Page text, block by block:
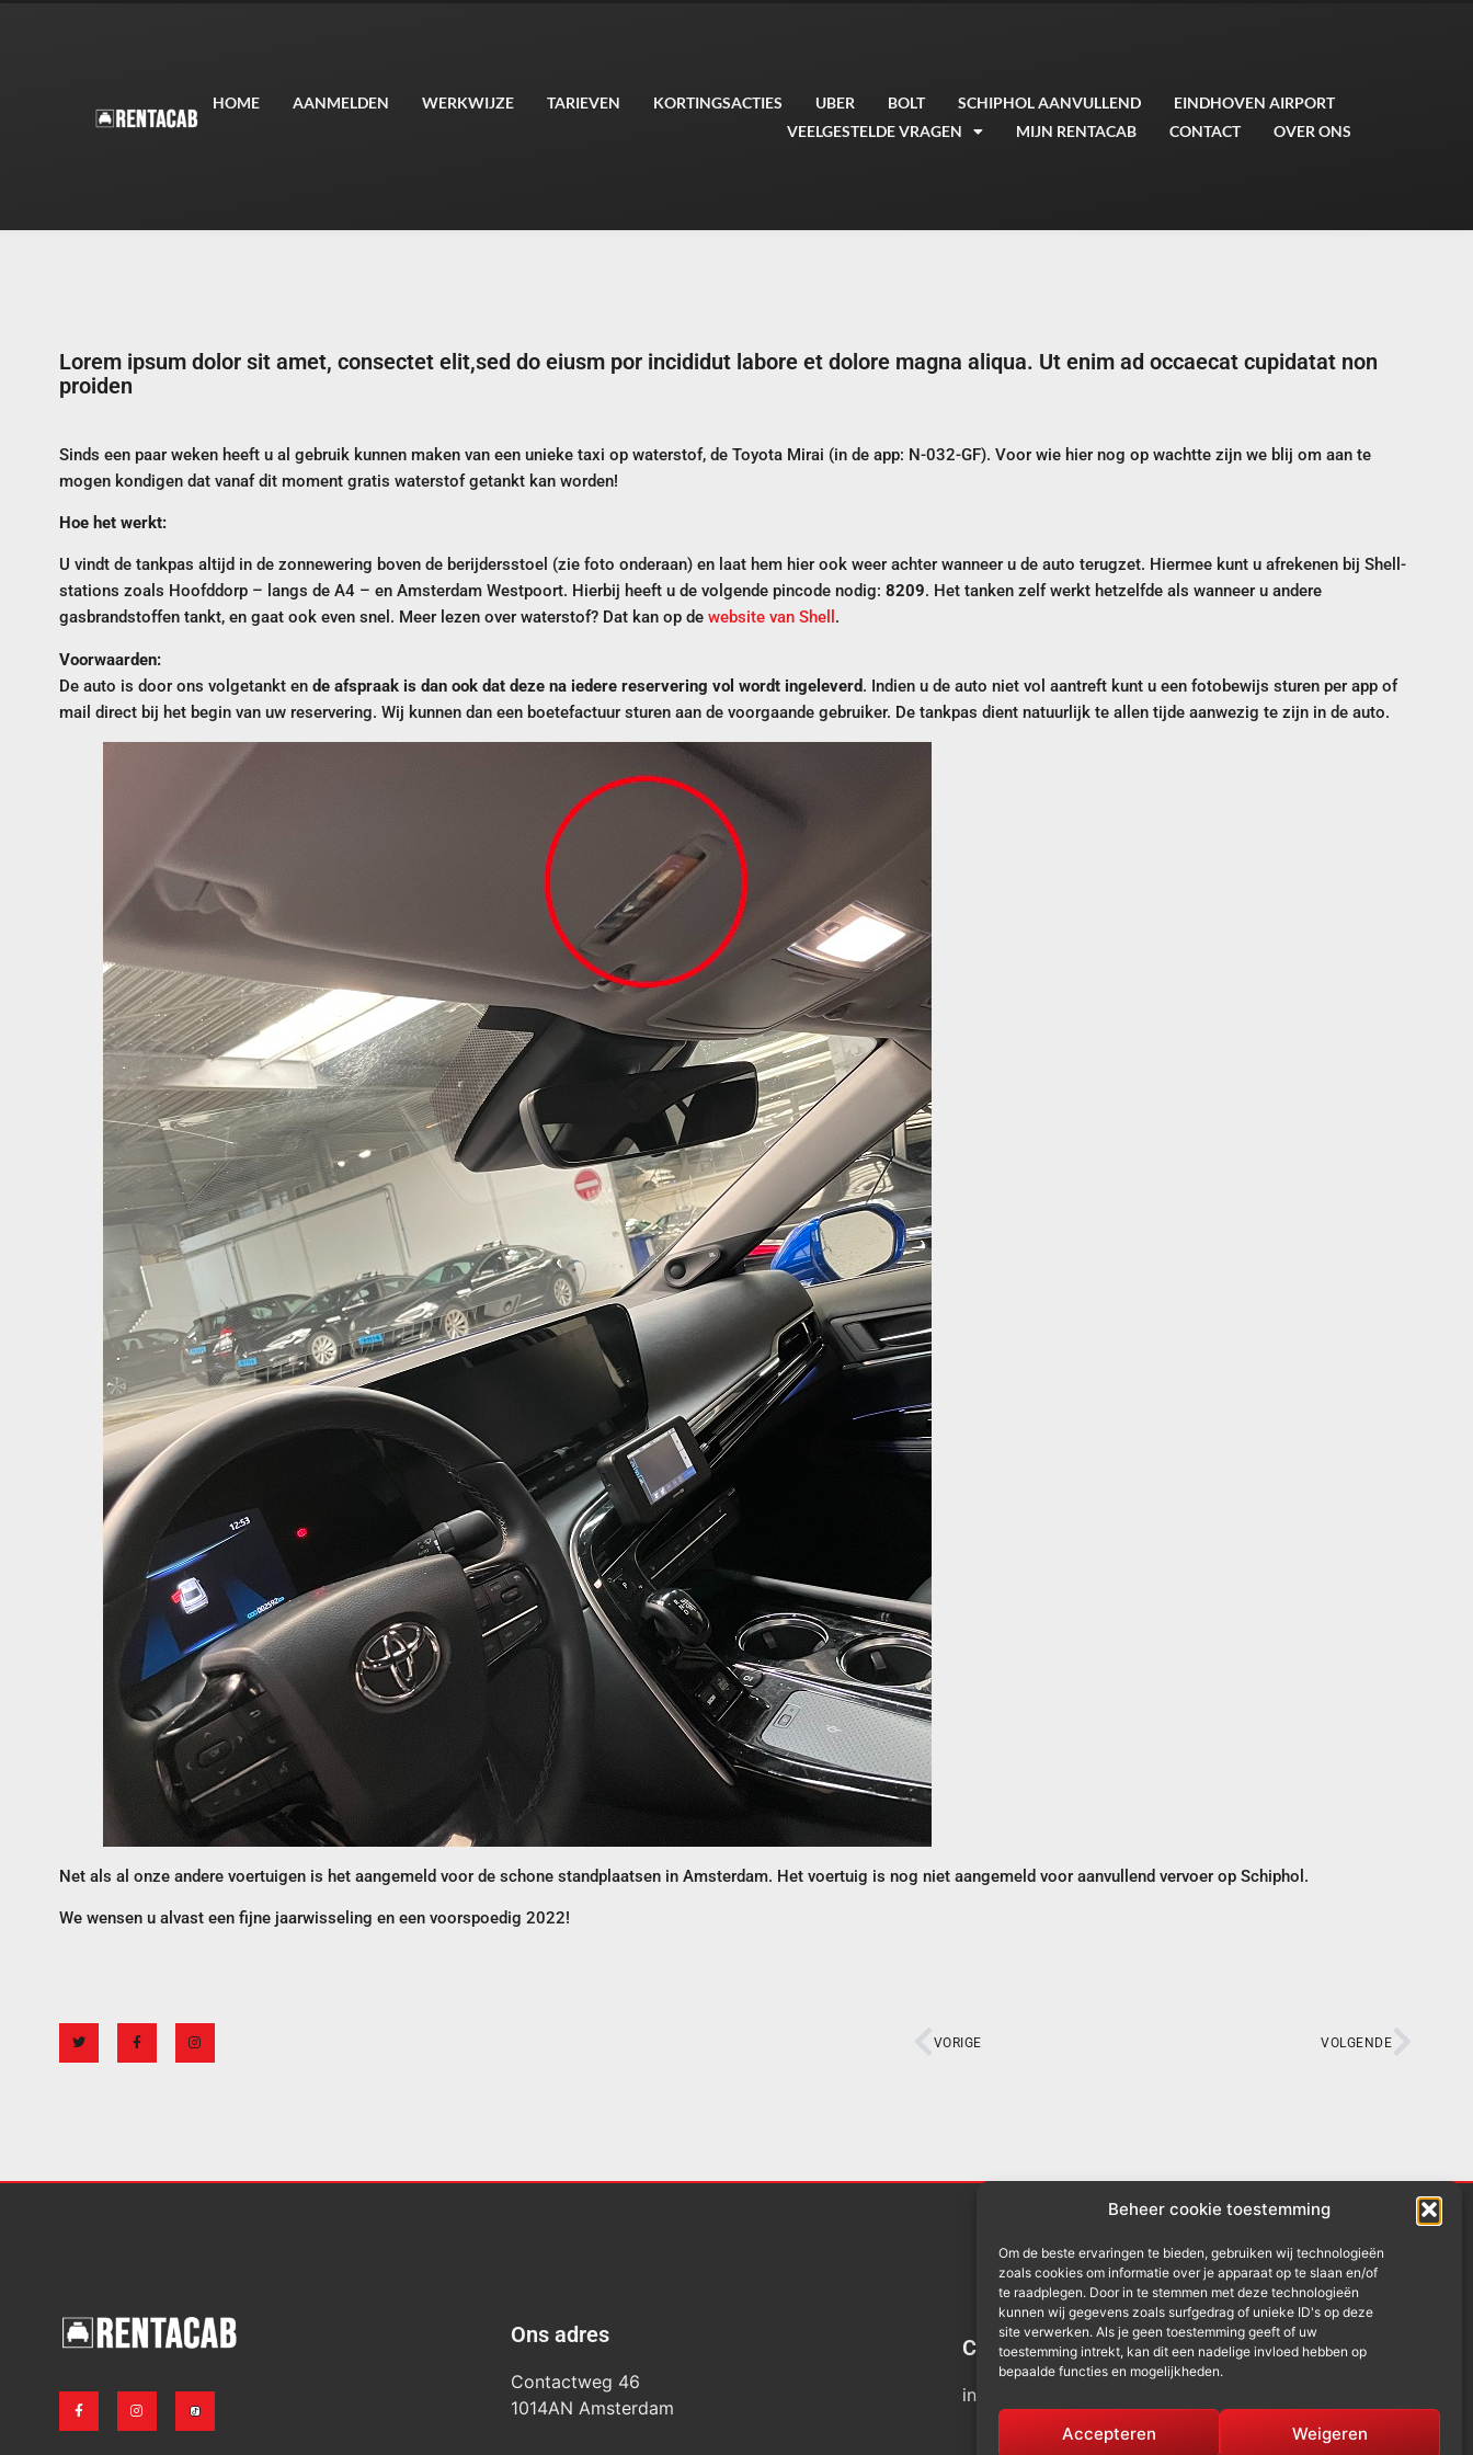
Beheer cookie toestemming
Om de beste ervaringen te bieden, gebruiken wij technologieën
zoals cookies om informatie over je apparaat op te slaan en/of
te raadplegen. Door in te stemmen met deze technologieën
kunnen wij gegevens zoals surfgedrag of unieke ID's op deze
site verwerken. Als je geen toestemming geeft of uw
toestemming intrekt, kan dit een nadelige invloed hebben op
bepaalde functies en mogelijkheden.
Accepteren Weigeren
HOME AANMELDEN WERKWIJZE TARIEVEN KORTINGSACTIES UBER BOLT SCHIPHOL AANVULLEND
EINDHOVEN AIRPORT
VEELGESTELDE VRAGEN
MIJN RENTACAB CONTACT OVER ONS
Lorem ipsum dolor sit amet, consectet elit,sed do eiusm por incididut labore et dolore magna aliqua. Ut enim ad occaecat cupidatat non
proiden
Sinds een paar weken heeft u al gebruik kunnen maken van een unieke taxi op waterstof, de Toyota Mirai (in de app: N-032-GF). Voor wie hier nog op wachtte zijn we blij om aan te
mogen kondigen dat vanaf dit moment gratis waterstof getankt kan worden!
Hoe het werkt:
U vindt de tankpas altijd in de zonnewering boven de berijdersstoel (zie foto onderaan) en laat hem hier ook weer achter wanneer u de auto terugzet. Hiermee kunt u afrekenen bij Shell-
stations zoals Hoofddorp – langs de A4 – en Amsterdam Westpoort. Hierbij heeft u de volgende pincode nodig: 8209. Het tanken zelf werkt hetzelfde als wanneer u andere
gasbrandstoffen tankt, en gaat ook even snel. Meer lezen over waterstof? Dat kan op de website van Shell .
Voorwaarden:
De auto is door ons volgetankt en de afspraak is dan ook dat deze na iedere reservering vol wordt ingeleverd. Indien u de auto niet vol aantreft kunt u een fotobewijs sturen per app of
mail direct bij het begin van uw reservering. Wij kunnen dan een boetefactuur sturen aan de voorgaande gebruiker. De tankpas dient natuurlijk te allen tijde aanwezig te zijn in de auto.
Net als al onze andere voertuigen is het aangemeld voor de schone standplaatsen in Amsterdam. Het voertuig is nog niet aangemeld voor aanvullend vervoer op Schiphol.
We wensen u alvast een fijne jaarwisseling en een voorspoedig 2022!
VORIGE VOLGENDE
Ons adres
Contactweg 46
1014AN Amsterdam
Contact
info@rentacab.nl